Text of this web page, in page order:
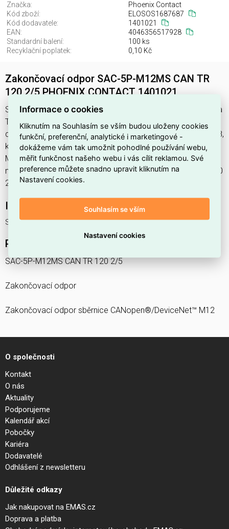
Značka:
Phoenix Contact
Kód zboží:
ELOSOS1687687
Kód dodavatele:
1401021
EAN:
4046356517928
Standardní balení:
100 ks
Recyklační poplatek:
0,10 Kč
Zakončovací odpor SAC-5P-M12MS CAN TR
120 2/5 PHOENIX CONTACT 1401021
SAC-5P-M12MS CAN TR 120 2/5 najdete v kategoriích SAT a
TV technika, Odporová zátěž, Spotřební a IT elektronika pro
domácnost, výrobce Phoenix Contact, EAN 4046356517928,
kód dodavatele 1401021. Zakončovací odpor SAC-5P-
M12MS CAN TR 120 2/5 PHOENIX CONTACT 1401021
nabízíme od 100 ks. Kód EMAS SAC-5P-M12MS CAN TR 120
2/5 je ELOSOS1687687.
Interní název produktu
SAC-5P-M12MS CAN TR 120 2/5
Podrobný popis produktu
SAC-5P-M12MS CAN TR 120 2/5
Zakončovací odpor
Zakončovací odpor sběrnice CANopen®/DeviceNet™ M12
O společnosti
Kontakt
O nás
Aktuality
Podporujeme
Kalendář akcí
Pobočky
Kariéra
Dodavatelé
Odhlášení z newsletteru
Důležité odkazy
Jak nakupovat na EMAS.cz
Doprava a platba
Informace o cookies
Kliknutím na Souhlasím se vším budou uloženy cookies
funkční, preferenční, analytické i marketingové -
dokážeme vám tak umožnit pohodlné používání webu,
měřit funkčnost našeho webu i vás cílit reklamou. Své
preference můžete snadno upravit kliknutím na
Nastavení cookies.
Souhlasím se vším
Nastavení cookies